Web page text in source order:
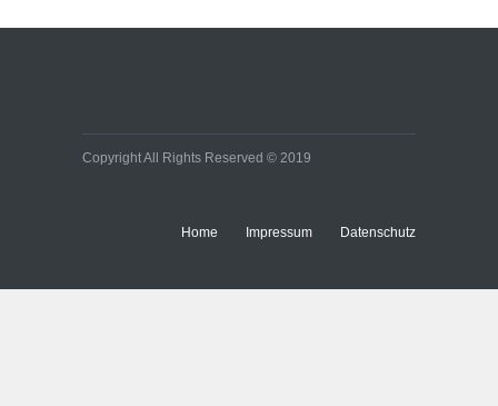
Copyright All Rights Reserved © 2019
Home Impressum Datenschutz